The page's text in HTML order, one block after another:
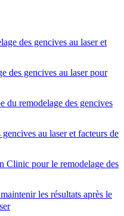
des gencives au laser et
des gencives au laser pour
du remodelage des gencives
au laser et facteurs de
Clinic pour le remodelage des
les résultats après le